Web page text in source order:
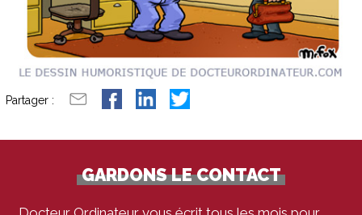
Partager :
GARDONS LE CONTACT